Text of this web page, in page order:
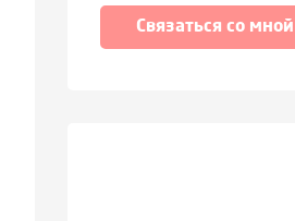
Связаться со мной